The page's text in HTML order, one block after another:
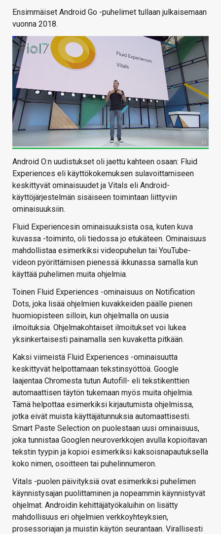
Ensimmäiset Android Go -puhelimet tullaan julkaisemaan
vuonna 2018.
Android O:n uudistukset oli jaettu kahteen osaan: Fluid
Experiences eli käyttökokemuksen sulavoittamiseen
keskittyvät ominaisuudet ja Vitals eli Android-
käyttöjärjestelmän sisäiseen toimintaan liittyviin
ominaisuuksiin.
Fluid Experiencesin ominaisuuksista osa, kuten kuva
kuvassa -toiminto, oli tiedossa jo etukäteen. Ominaisuus
mahdollistaa esimerkiksi videopuhelun tai YouTube-
videon pyörittämisen pienessä ikkunassa samalla kun
käyttää puhelimen muita ohjelmia.
Toinen Fluid Experiences -ominaisuus on Notification
Dots, joka lisää ohjelmien kuvakkeiden päälle pienen
huomiopisteen silloin, kun ohjelmalla on uusia
ilmoituksia. Ohjelmakohtaiset ilmoitukset voi lukea
yksinkertaisesti painamalla sen kuvaketta pitkään.
Kaksi viimeistä Fluid Experiences -ominaisuutta
keskittyvät helpottamaan tekstinsyöttöä. Google
laajentaa Chromesta tutun Autofill- eli tekstikenttien
automaattisen täytön tukemaan myös muita ohjelmia.
Tämä helpottaa esimerkiksi kirjautumista ohjelmissa,
jotka eivät muista käyttäjätunnuksia automaattisesti.
Smart Paste Selection on puolestaan uusi ominaisuus,
joka tunnistaa Googlen neuroverkkojen avulla kopioitavan
tekstin tyypin ja kopioi esimerkiksi kaksoisnapautuksella
koko nimen, osoitteen tai puhelinnumeron.
Vitals -puolen päivityksiä ovat esimerkiksi puhelimen
käynnistysajan puolittaminen ja nopeammin käynnistyvät
ohjelmat. Androidin kehittäjätyökaluihin on lisätty
mahdollisuus eri ohjelmien verkkoyhteyksien,
prosessoriajan ja muistin käytön seurantaan. Virallisesti